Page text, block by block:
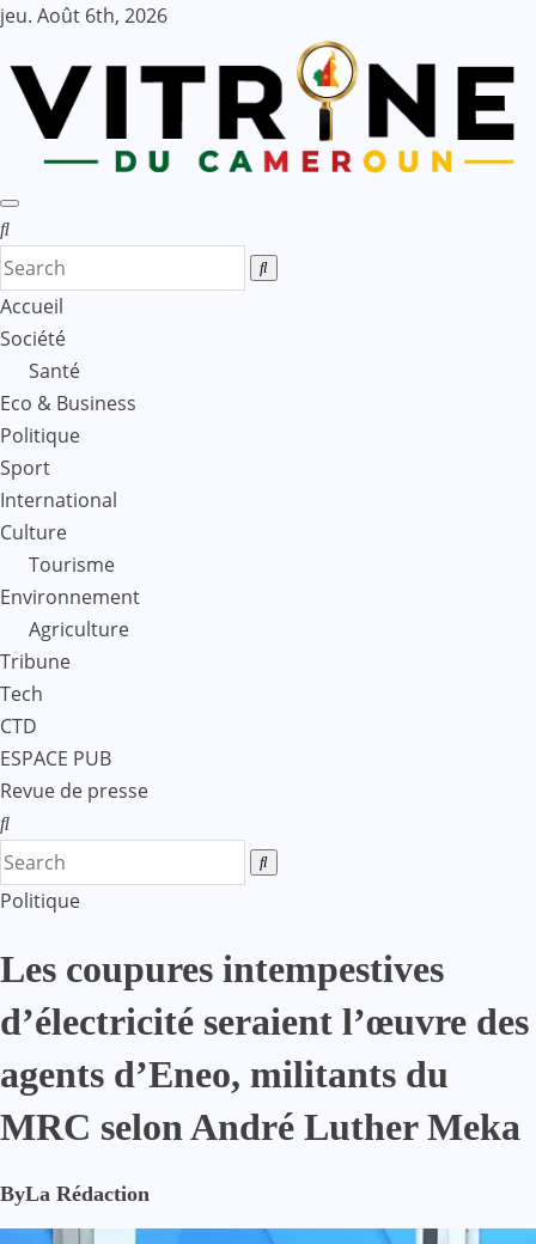
Skip
content
jeu. Août 6th, 2026
Accueil
Société
Santé
Eco & Business
Politique
Sport
International
Culture
Tourisme
Environnement
Agriculture
Tribune
Tech
CTD
ESPACE PUB
Revue de presse
Politique
Les coupures intempestives
d’électricité seraient l’œuvre des
agents d’Eneo, militants du
MRC selon André Luther Meka
ByLa Rédaction